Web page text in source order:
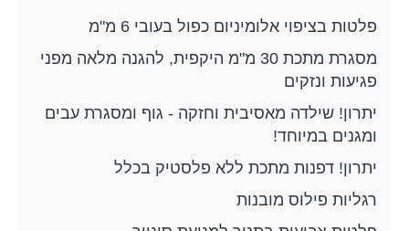
פלטות בציפוי אלומיניום כפול בעובי 6 מ"מ
מסגרת מתכת 30 מ"מ היקפית, להגנה מלאה מפני
פגיעות ונזקים
יתרון! שילדה מאסיבית וחזקה - גוף ומסגרת עבים
ומגנים במיוחד!
יתרון! דפנות מתכת ללא פלסטיק בכלל
רגליות פילוס מובנות